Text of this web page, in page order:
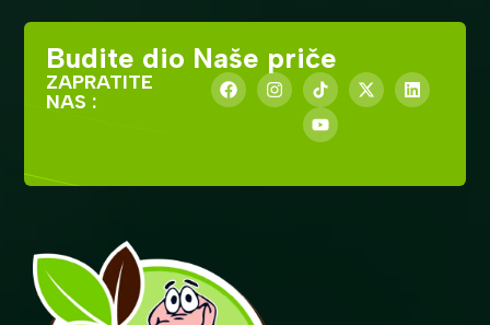
Budite dio Naše priče
ZAPRATITE
NAS :